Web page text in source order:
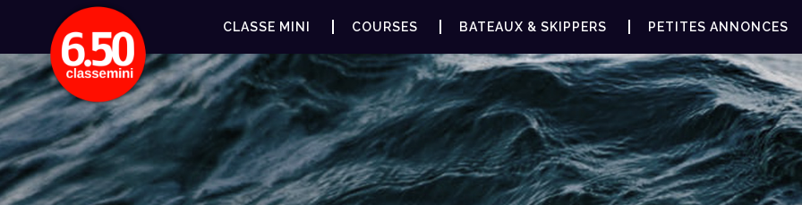
CLASSE MINI COURSES BATEAUX & SKIPPERS PETITES ANNONCES